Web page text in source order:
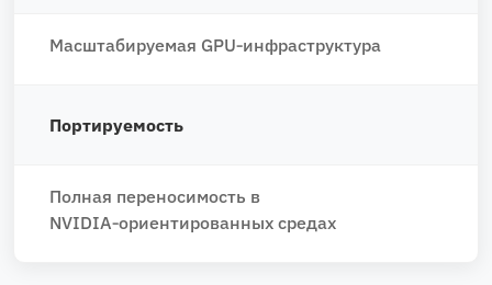
Масштабируемая GPU‑инфраструктура
Портируемость
Полная переносимость в
NVIDIA‑ориентированных средах